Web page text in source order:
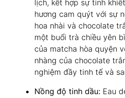
lịch, kết hợp sự tinh
hương cam quýt với sự
hoa nhài và chocolate
một buổi trà chiều yên
của matcha hòa quyện
nhàng của chocolate
nghiệm đầy tinh tế và
Nồng độ tinh dầu: Eau